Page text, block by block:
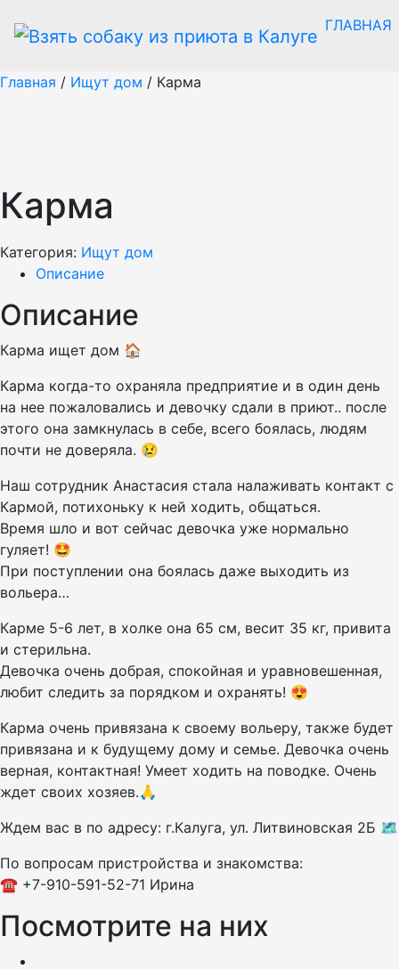
ГЛАВНАЯ
Главная / Ищут дом / Карма
Карма
Категория: Ищут дом
Описание
Описание
Карма ищет дом 🏠
Карма когда-то охраняла предприятие и в один день
на нее пожаловались и девочку сдали в приют.. после
этого она замкнулась в себе, всего боялась, людям
почти не доверяла. 😢
Наш сотрудник Анастасия стала налаживать контакт с
Кармой, потихоньку к ней ходить, общаться.
Время шло и вот сейчас девочка уже нормально
гуляет! 🤩
При поступлении она боялась даже выходить из
вольера…
Карме 5-6 лет, в холке она 65 см, весит 35 кг, привита
и стерильна.
Девочка очень добрая, спокойная и уравновешенная,
любит следить за порядком и охранять! 😍
Карма очень привязана к своему вольеру, также будет
привязана и к будущему дому и семье. Девочка очень
верная, контактная! Умеет ходить на поводке. Очень
ждет своих хозяев.🙏
Ждем вас в по адресу: г.Калуга, ул. Литвиновская 2Б 🗺️
По вопросам пристройства и знакомства:
☎️ +7-910-591-52-71 Ирина
Посмотрите на них